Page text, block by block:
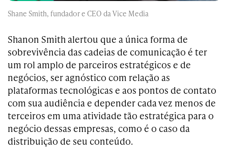
Shane Smith, fundador e CEO da Vice Media
Shanon Smith alertou que a única forma de
sobrevivência das cadeias de comunicação é ter
um rol amplo de parceiros estratégicos e de
negócios, ser agnóstico com relação as
plataformas tecnológicas e aos pontos de contato
com sua audiência e depender cada vez menos de
terceiros em uma atividade tão estratégica para o
negócio dessas empresas, como é o caso da
distribuição de seu conteúdo.